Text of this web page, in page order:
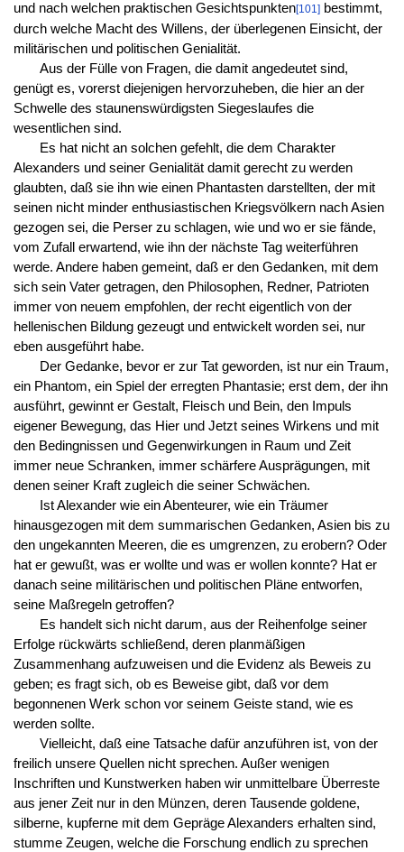
und nach welchen praktischen Gesichtspunkten[101]bestimmt,
durch welche Macht des Willens, der überlegenen Einsicht, der
militärischen und politischen Genialität.
Aus der Fülle von Fragen, die damit angedeutet sind,
genügt es, vorerst diejenigen hervorzuheben, die hier an der
Schwelle des staunenswürdigsten Siegeslaufes die
wesentlichen sind.
Es hat nicht an solchen gefehlt, die dem Charakter
Alexanders und seiner Genialität damit gerecht zu werden
glaubten, daß sie ihn wie einen Phantasten darstellten, der mit
seinen nicht minder enthusiastischen Kriegsvölkern nach Asien
gezogen sei, die Perser zu schlagen, wie und wo er sie fände,
vom Zufall erwartend, wie ihn der nächste Tag weiterführen
werde. Andere haben gemeint, daß er den Gedanken, mit dem
sich sein Vater getragen, den Philosophen, Redner, Patrioten
immer von neuem empfohlen, der recht eigentlich von der
hellenischen Bildung gezeugt und entwickelt worden sei, nur
eben ausgeführt habe.
Der Gedanke, bevor er zur Tat geworden, ist nur ein Traum,
ein Phantom, ein Spiel der erregten Phantasie; erst dem, der ihn
ausführt, gewinnt er Gestalt, Fleisch und Bein, den Impuls
eigener Bewegung, das Hier und Jetzt seines Wirkens und mit
den Bedingnissen und Gegenwirkungen in Raum und Zeit
immer neue Schranken, immer schärfere Ausprägungen, mit
denen seiner Kraft zugleich die seiner Schwächen.
Ist Alexander wie ein Abenteurer, wie ein Träumer
hinausgezogen mit dem summarischen Gedanken, Asien bis zu
den ungekannten Meeren, die es umgrenzen, zu erobern? Oder
hat er gewußt, was er wollte und was er wollen konnte? Hat er
danach seine militärischen und politischen Pläne entworfen,
seine Maßregeln getroffen?
Es handelt sich nicht darum, aus der Reihenfolge seiner
Erfolge rückwärts schließend, deren planmäßigen
Zusammenhang aufzuweisen und die Evidenz als Beweis zu
geben; es fragt sich, ob es Beweise gibt, daß vor dem
begonnenen Werk schon vor seinem Geiste stand, wie es
werden sollte.
Vielleicht, daß eine Tatsache dafür anzuführen ist, von der
freilich unsere Quellen nicht sprechen. Außer wenigen
Inschriften und Kunstwerken haben wir unmittelbare Überreste
aus jener Zeit nur in den Münzen, deren Tausende goldene,
silberne, kupferne mit dem Gepräge Alexanders erhalten sind,
stumme Zeugen, welche die Forschung endlich zu sprechen